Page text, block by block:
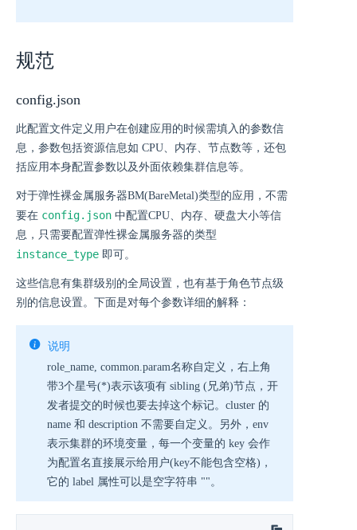
规范
config.json
此配置文件定义用户在创建应用的时候需填入的参数信
息，参数包括资源信息如 CPU、内存、节点数等，还包
括应用本身配置参数以及外面依赖集群信息等。
对于弹性裸金属服务器BM(BareMetal)类型的应用，不需
要在 config.json 中配置CPU、内存、硬盘大小等信
息，只需要配置弹性裸金属服务器的类型
instance_type 即可。
这些信息有集群级别的全局设置，也有基于角色节点级
别的信息设置。下面是对每个参数详细的解释：
说明
role_name, common.param名称自定义，右上角
带3个星号(*)表示该项有 sibling (兄弟)节点，开
发者提交的时候也要去掉这个标记。cluster 的
name 和 description 不需要自定义。另外，env
表示集群的环境变量，每一个变量的 key 会作
为配置名直接展示给用户(key不能包含空格)，
它的 label 属性可以是空字符串 ""。